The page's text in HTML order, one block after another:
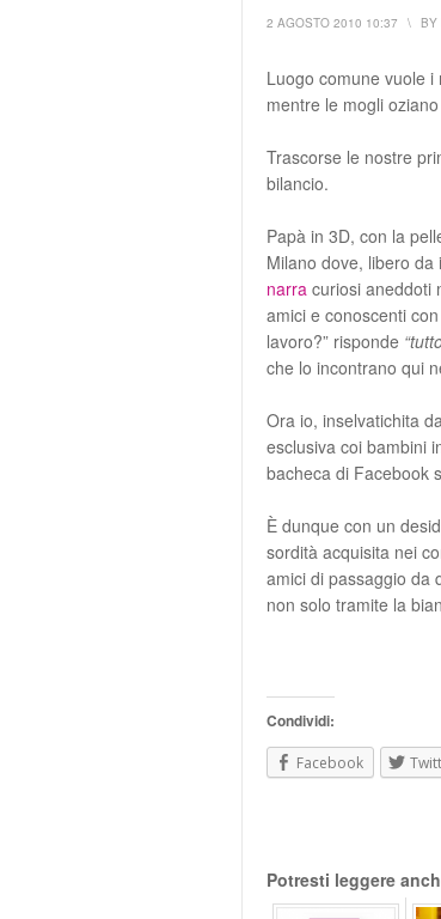
2 AGOSTO 2010 10:37 \ BY
Luogo comune vuole i
mentre le mogli
Trascorse le nostre
bilancio.
Papà in 3D, con la
Milano dove, libero da
narra curiosi aneddoti
amici e conoscenti
lavoro?” risponde
che lo incontrano qui
Ora io, inselvatichita
esclusiva coi bambini
bacheca di Facebook
È dunque con un
sordità acquisita nei
amici di passaggio da
non solo tramite la
Condividi:
Facebook
Potresti leggere